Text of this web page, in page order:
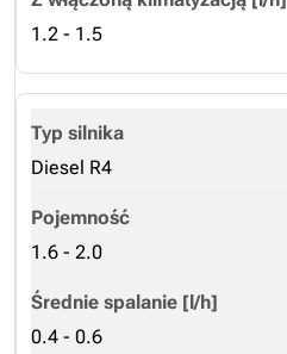
1.2 - 1.5
Diesel R4
1.6 - 2.0
0.4 - 0.6